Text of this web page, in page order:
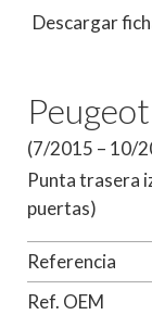
Descargar
(7/2015 – 10/
Punta trasera
puertas)
Referencia
Ref. OEM